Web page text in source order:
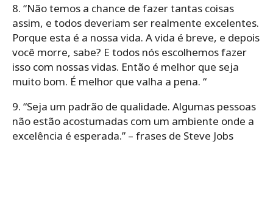
8. “Não temos a chance de fazer tantas coisas
assim, e todos deveriam ser realmente excelentes.
Porque esta é a nossa vida. A vida é breve, e depois
você morre, sabe? E todos nós escolhemos fazer
isso com nossas vidas. Então é melhor que seja
muito bom. É melhor que valha a pena. “
9. “Seja um padrão de qualidade. Algumas pessoas
não estão acostumadas com um ambiente onde a
excelência é esperada.” – frases de Steve Jobs